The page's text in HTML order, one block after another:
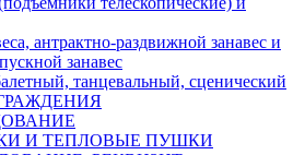
антрактно-раздвижной занавес и
занавес
танцевальный, сценический
И ТЕПЛОВЫЕ ПУШКИ